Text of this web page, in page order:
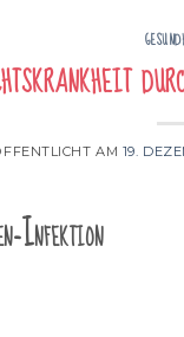
AM 19.
Infektion